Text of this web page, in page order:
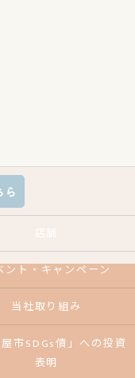
ら
ント・キャンペーン
当社取り組み
屋市SDGs債」への投資
表明